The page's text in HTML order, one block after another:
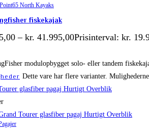
Point65 North Kayaks
fiskekajak
– kr. 41.995,00Prisinterval: kr.
modulopbygget solo- eller tandem
Dette vare har flere varianter.
Hurtigt Overblik
Hurtigt Overblik